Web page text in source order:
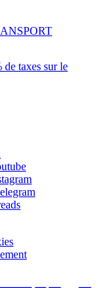
de taxes sur le